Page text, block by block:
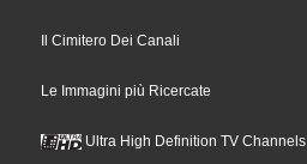
Il Cimitero Dei Canali
Le Immagini più Ricercate
Ultra High Definition TV Channels